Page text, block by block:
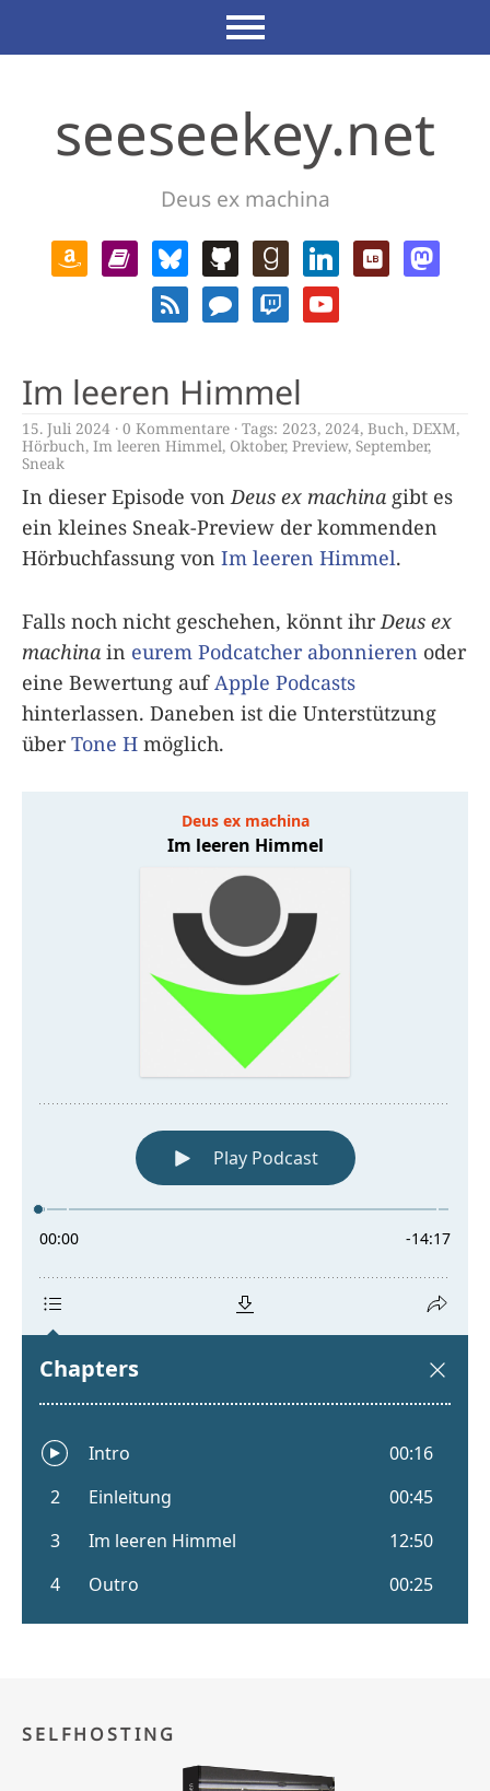
seeseekey.net
Deus ex machina
Im leeren Himmel
15. Juli 2024 0 Kommentare Tags: 2023, 2024, Buch, DEXM,
Hörbuch, Im leeren Himmel, Oktober, Preview, September,
Sneak
In dieser Episode von Deus ex machina gibt es
ein kleines Sneak-Preview der kommenden
Hörbuchfassung von Im leeren Himmel.
Falls noch nicht geschehen, könnt ihr Deus ex
machina in eurem Podcatcher abonnieren oder
eine Bewertung auf Apple Podcasts
hinterlassen. Daneben ist die Unterstützung
überTone H möglich.
SELFHOSTING